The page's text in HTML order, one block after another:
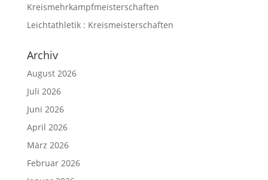
Kreismehrkampfmeisterschaften
Leichtathletik : Kreismeisterschaften
Archiv
August 2026
Juli 2026
Juni 2026
April 2026
März 2026
Februar 2026